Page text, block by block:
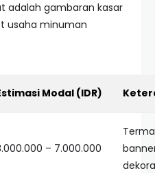
adalah gambaran kasar
usaha minuman
Modal (IDR)
– 7.000.000